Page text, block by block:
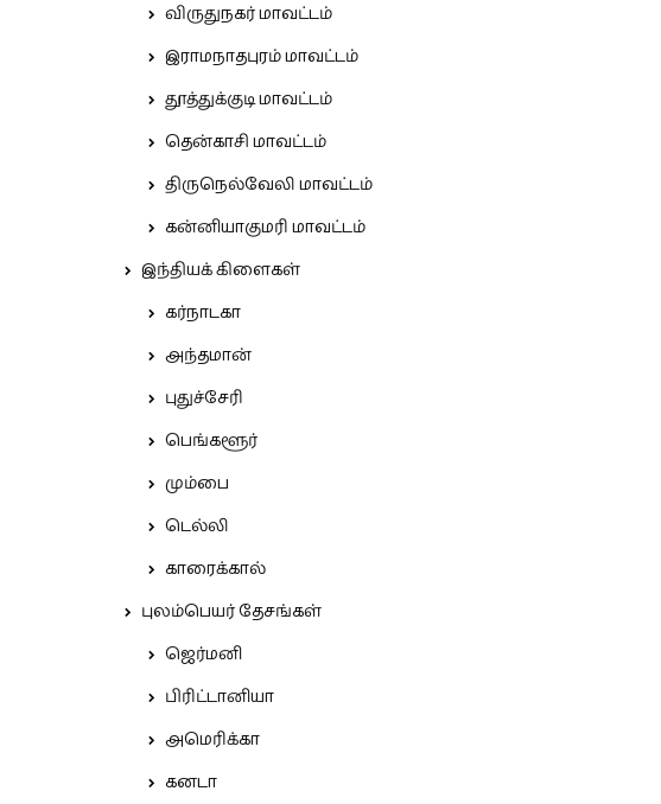
விருதுநகர் மாவட்டம்
இராமநாதபுரம் மாவட்டம்
தூத்துக்குடி மாவட்டம்
தென்காசி மாவட்டம்
திருநெல்வேலி மாவட்டம்
கன்னியாகுமரி மாவட்டம்
இந்தியக் கிளைகள்
கர்நாடகா
அந்தமான்
புதுச்சேரி
பெங்களூர்
மும்பை
டெல்லி
காரைக்கால்
புலம்பெயர் தேசங்கள்
ஜெர்மனி
பிரிட்டானியா
அமெரிக்கா
கனடா